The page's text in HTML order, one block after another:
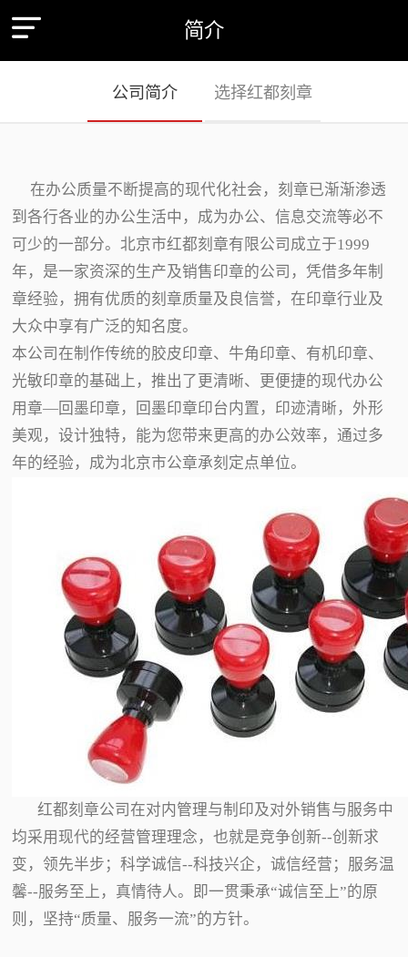
简介
公司简介 选择红都刻章
在办公质量不断提高的现代化社会，刻章已渐渐渗透
到各行各业的办公生活中，成为办公、信息交流等必不
可少的一部分。北京市红都刻章有限公司成立于1999
年，是一家资深的生产及销售印章的公司，凭借多年制
章经验，拥有优质的刻章质量及良信誉，在印章行业及
大众中享有广泛的知名度。
本公司在制作传统的胶皮印章、牛角印章、有机印章、
光敏印章的基础上，推出了更清晰、更便捷的现代办公
用章—回墨印章，回墨印章印台内置，印迹清晰，外形
美观，设计独特，能为您带来更高的办公效率，通过多
年的经验，成为北京市公章承刻定点单位。
红都刻章公司在对内管理与制印及对外销售与服务中
均采用现代的经营管理理念，也就是竞争创新--创新求
变，领先半步；科学诚信--科技兴企，诚信经营；服务温
馨--服务至上，真情待人。即一贯秉承“诚信至上”的原
则，坚持“质量、服务一流”的方针。